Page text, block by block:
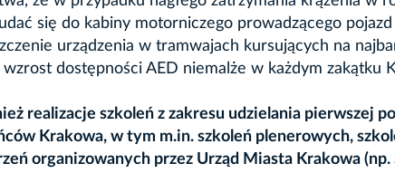
się do kabiny motorniczego prowadzącego
urządzenia w tramwajach kursujących na
dostępności AED niemalże w każdym zakątku
realizacje szkoleń z zakresu udzielania pierwszej
Krakowa, w tym m.in. szkoleń plenerowych,
organizowanych przez Urząd Miasta Krakowa